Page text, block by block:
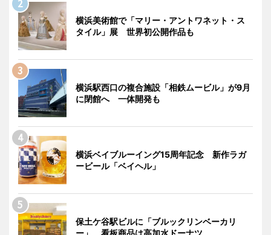
横浜美術館で「マリー・アントワネット・ス
タイル」展 世界初公開作品も
横浜駅西口の複合施設「相鉄ムービル」が9月
に閉館へ 一体開発も
横浜ベイブルーイング15周年記念 新作ラガ
ービール「ベイヘル」
保土ケ谷駅ビルに「ブルックリンベーカリ